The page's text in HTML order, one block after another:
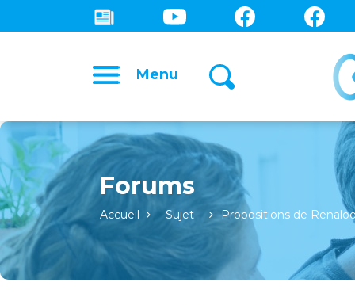
Menu
Forums
Accueil Sujet Propositions de